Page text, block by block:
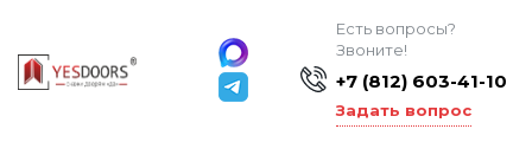
Есть вопросы?
Звоните!
+7 (812) 603-41-10
Задать вопрос